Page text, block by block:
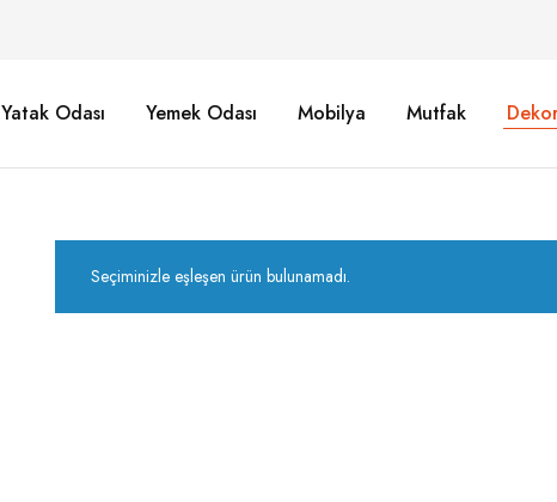
Yatak Odası Yemek Odası Mobilya Mutfak
Seçiminizle eşleşen ürün bulunamadı.